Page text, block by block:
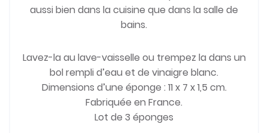
aussi bien dans la cuisine que dans la salle de
bains.
Lavez-la au lave-vaisselle ou trempez la dans un
bol rempli d’eau et de vinaigre blanc.
Dimensions d’une éponge : 11 x 7 x 1,5 cm.
Fabriquée en France.
Lot de 3 éponges